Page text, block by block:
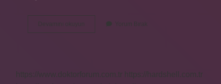
Devamını okuyun
Bant
Yorum Bırak
https://www.doktorforum.com.tr
https://hardshell.com.tr